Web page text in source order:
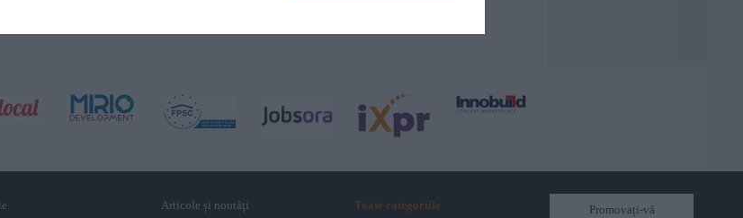
Articole și noutăţi Toate categoriile
Promovați-vă